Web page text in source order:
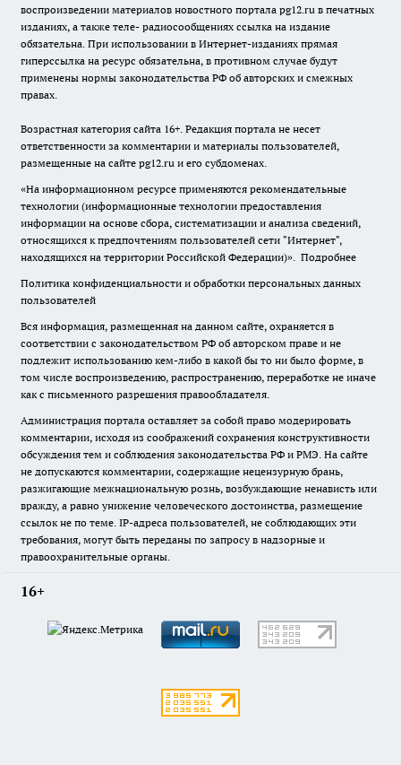
воспроизведении материалов новостного портала pg12.ru в печатных
изданиях, а также теле- радиосообщениях ссылка на издание
обязательна. При использовании в Интернет-изданиях прямая
гиперссылка на ресурс обязательна, в противном случае будут
применены нормы законодательства РФ об авторских и смежных
правах.
Возрастная категория сайта 16+. Редакция портала не несет
ответственности за комментарии и материалы пользователей,
размещенные на сайте pg12.ru и его субдоменах.
«На информационном ресурсе применяются рекомендательные
технологии (информационные технологии предоставления
информации на основе сбора, систематизации и анализа сведений,
относящихся к предпочтениям пользователей сети "Интернет",
находящихся на территории Российской Федерации)». Подробнее
Политика конфиденциальности и обработки персональных данных
пользователей
Вся информация, размещенная на данном сайте, охраняется в
соответствии с законодательством РФ об авторском праве и не
подлежит использованию кем-либо в какой бы то ни было форме, в
том числе воспроизведению, распространению, переработке не иначе
как с письменного разрешения правообладателя.
Администрация портала оставляет за собой право модерировать
комментарии, исходя из соображений сохранения конструктивности
обсуждения тем и соблюдения законодательства РФ и РМЭ. На сайте
не допускаются комментарии, содержащие нецензурную брань,
разжигающие межнациональную рознь, возбуждающие ненависть или
вражду, а равно унижение человеческого достоинства, размещение
ссылок не по теме. IP-адреса пользователей, не соблюдающих эти
требования, могут быть переданы по запросу в надзорные и
правоохранительные органы.
16+